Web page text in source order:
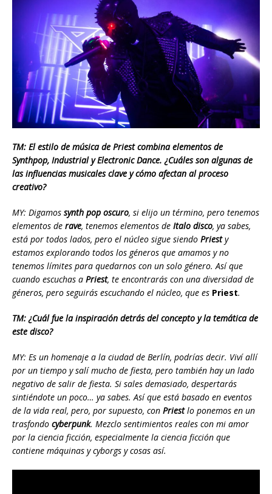
TM: El estilo de música de Priest combina elementos de
Synthpop, Industrial y Electronic Dance. ¿Cuáles son algunas de
las influencias musicales clave y cómo afectan al proceso
creativo?
MY: Digamos synth pop oscuro, si elijo un término, pero tenemos
elementos de rave, tenemos elementos de Italo disco, ya sabes,
está por todos lados, pero el núcleo sigue siendo Priesty
estamos explorando todos los géneros que amamos y no
tenemos límites para quedarnos con un solo género. Así que
cuando escuchas a Priest, te encontrarás con una diversidad de
géneros, pero seguirás escuchando el núcleo, que es Priest.
TM: ¿Cuál fue la inspiración detrás del concepto y la temática de
este disco?
MY: Es un homenaje a la ciudad de Berlín, podrías decir. Viví allí
por un tiempo y salí mucho de fiesta, pero también hay un lado
negativo de salir de fiesta. Si sales demasiado, despertarás
sintiéndote un poco… ya sabes. Así que está basado en eventos
de la vida real, pero, por supuesto, con Priestlo ponemos en un
trasfondo cyberpunk. Mezclo sentimientos reales con mi amor
por la ciencia ficción, especialmente la ciencia ficción que
contiene máquinas y cyborgs y cosas así.